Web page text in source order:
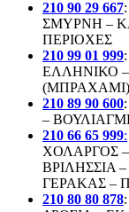
210 90 29 667
ΣΜΥΡΝΗ –
ΠΕΡΙΟΧΕΣ
210 99 01 999
ΕΛΛΗΝΙΚΟ
210 89 90 600
–
210 66 65 999:
ΧΟΛΑΡΓΟΣ
ΒΡΙΛΗΣΣΙΑ
ΓΕΡΑΚΑΣ –
210 80 80 878